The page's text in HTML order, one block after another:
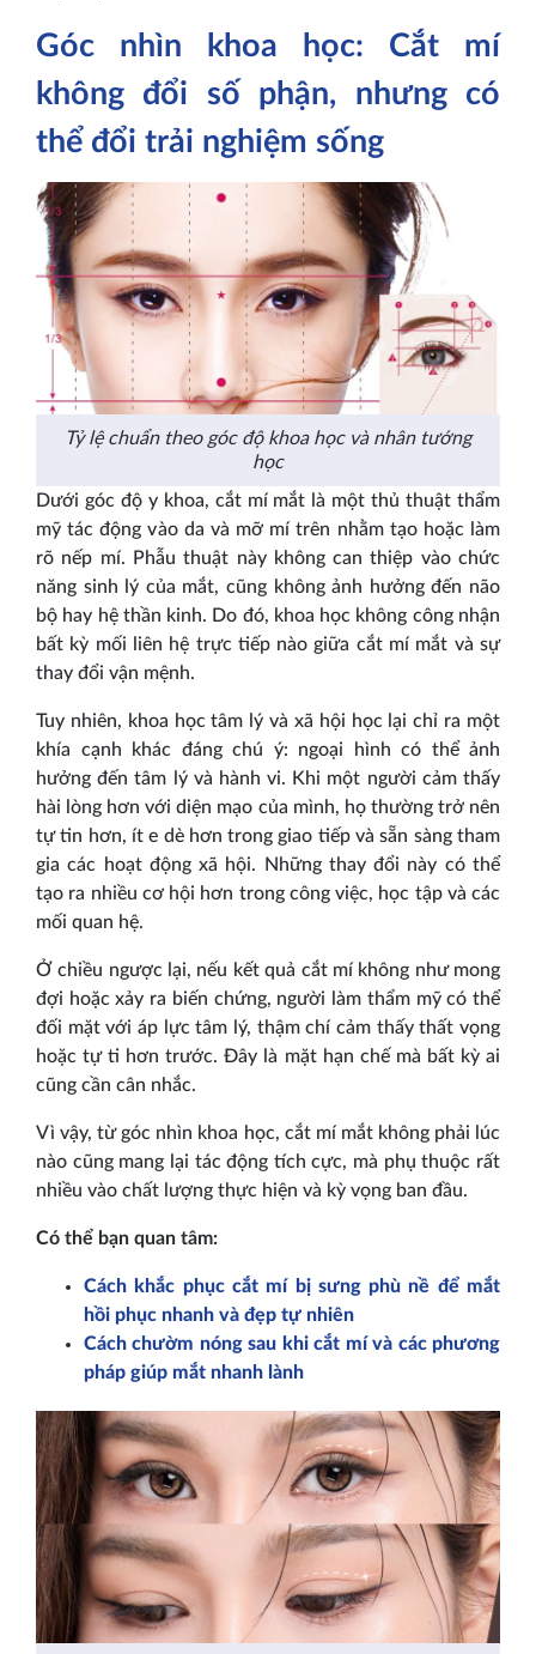
Góc nhìn khoa học: Cắt mí
không đổi số phận, nhưng có
thể đổi trải nghiệm sống
Tỷ lệ chuẩn theo góc độ khoa học và nhân tướng
học
Dưới góc độ y khoa, cắt mí mắt là một thủ thuật thẩm
mỹ tác động vào da và mỡ mí trên nhằm tạo hoặc làm
rõ nếp mí. Phẫu thuật này không can thiệp vào chức
năng sinh lý của mắt, cũng không ảnh hưởng đến não
bộ hay hệ thần kinh. Do đó, khoa học không công nhận
bất kỳ mối liên hệ trực tiếp nào giữa cắt mí mắt và sự
thay đổi vận mệnh.
Tuy nhiên, khoa học tâm lý và xã hội học lại chỉ ra một
khía cạnh khác đáng chú ý: ngoại hình có thể ảnh
hưởng đến tâm lý và hành vi. Khi một người cảm thấy
hài lòng hơn với diện mạo của mình, họ thường trở nên
tự tin hơn, ít e dè hơn trong giao tiếp và sẵn sàng tham
gia các hoạt động xã hội. Những thay đổi này có thể
tạo ra nhiều cơ hội hơn trong công việc, học tập và các
mối quan hệ.
Ở chiều ngược lại, nếu kết quả cắt mí không như mong
đợi hoặc xảy ra biến chứng, người làm thẩm mỹ có thể
đối mặt với áp lực tâm lý, thậm chí cảm thấy thất vọng
hoặc tự ti hơn trước. Đây là mặt hạn chế mà bất kỳ ai
cũng cần cân nhắc.
Vì vậy, từ góc nhìn khoa học, cắt mí mắt không phải lúc
nào cũng mang lại tác động tích cực, mà phụ thuộc rất
nhiều vào chất lượng thực hiện và kỳ vọng ban đầu.
Có thể bạn quan tâm:
Cách khắc phục cắt mí bị sưng phù nề để mắt
hồi phục nhanh và đẹp tự nhiên
Cách chườm nóng sau khi cắt mí và các phương
pháp giúp mắt nhanh lành